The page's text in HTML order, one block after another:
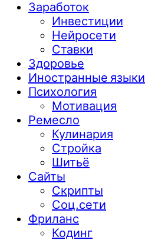
Заработок
Инвестиции
Нейросети
Ставки
Здоровье
Иностранные языки
Психология
Мотивация
Ремесло
Кулинария
Стройка
Шитьё
Сайты
Скрипты
Соц.сети
Фриланс
Кодинг